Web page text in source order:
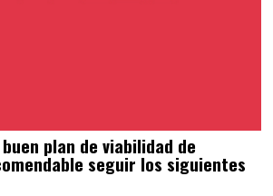
plan de viabilidad de
seguir los siguientes